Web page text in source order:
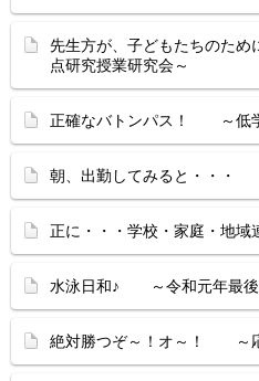
先生方が、子どもたちのた
点研究授業研究会～
正確なバトンパス！ ～低
朝、出勤してみると・・・
正に・・・学校・家庭・地域
水泳日和♪ ～令和元年最後
絶対勝つぞ～！オ～！ ～